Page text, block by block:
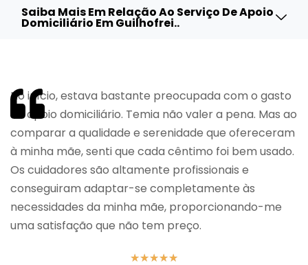
Saiba Mais Em Relação Ao Serviço De Apoio
Domiciliário Em Guilhofrei..
No início, estava bastante preocupada com o gasto
do apoio domiciliário. Temia não valer a pena. Mas ao
comparar a qualidade e serenidade que ofereceram
à minha mãe, senti que cada cêntimo foi bem usado.
Os cuidadores são altamente profissionais e
conseguiram adaptar-se completamente às
necessidades da minha mãe, proporcionando-me
uma satisfação que não tem preço.
★★★★★